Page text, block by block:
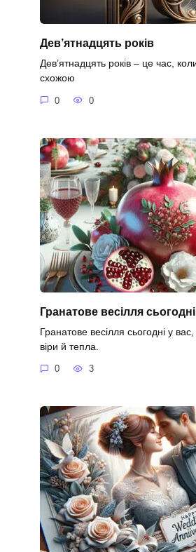
Дев’ятнадцять років
Дев’ятнадцять років – це час,
схожою
0 0
Гранатове весілля
Гранатове весілля сьогодні у вас,
віри й тепла.
0 3